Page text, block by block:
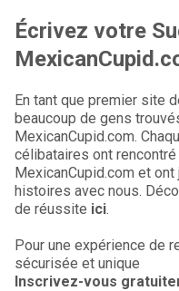
Écrivez votre
En tant que premier site
beaucoup de gens
MexicanCupid.com.
célibataires ont
MexicanCupid.com et
histoires avec nous.
de réussite ici.
Pour une expérience de
sécurisée et unique
Inscrivez-vous